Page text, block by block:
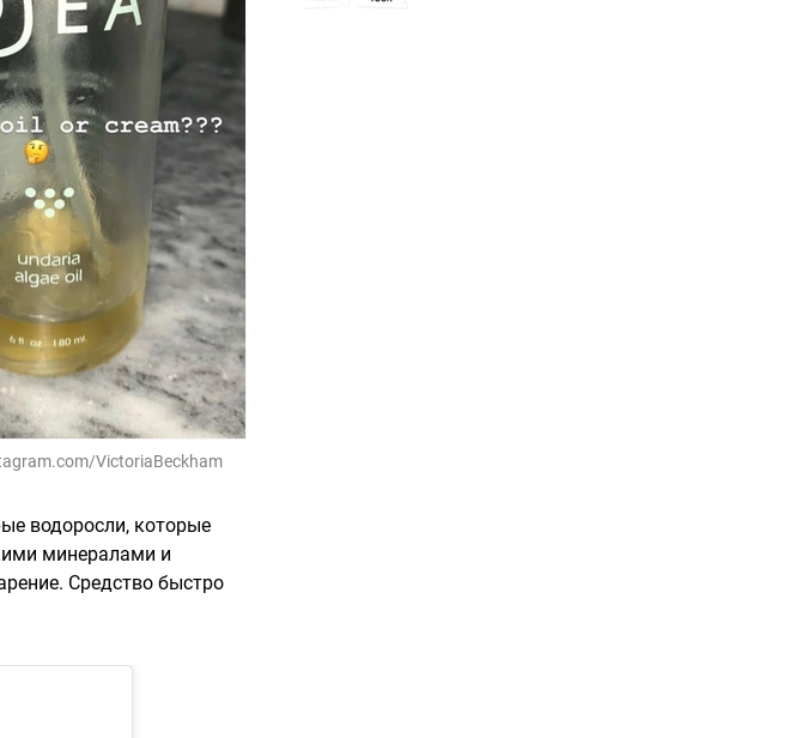
VictoriaBeckham
водоросли, которые
минералами и
Средство быстро